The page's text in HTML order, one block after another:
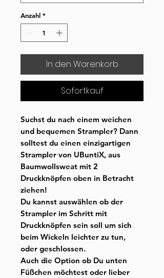
Anzahl *
In den Warenkorb
Sofortkauf
Suchst du nach einem weichen
und bequemen Strampler? Dann
solltest du einen einzigartigen
Strampler von UBuntiX, aus
Baumwollsweat mit 2
Druckknöpfen oben in Betracht
ziehen!
Du kannst auswählen ob der
Strampler im Schritt mit
Druckknöpfen sein soll um sich
beim Wickeln leichter zu tun,
oder geschlossen.
Auch die Option ob Du unten
Füßchen möchtest oder lieber